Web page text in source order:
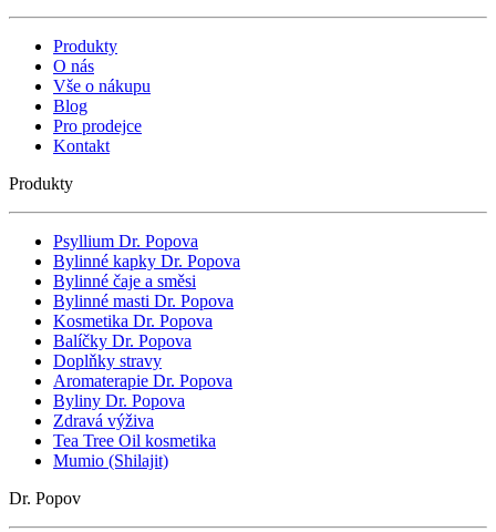
Produkty
O nás
Vše o nákupu
Blog
Pro prodejce
Kontakt
Produkty
Psyllium Dr. Popova
Bylinné kapky Dr. Popova
Bylinné čaje a směsi
Bylinné masti Dr. Popova
Kosmetika Dr. Popova
Balíčky Dr. Popova
Doplňky stravy
Aromaterapie Dr. Popova
Byliny Dr. Popova
Zdravá výživa
Tea Tree Oil kosmetika
Mumio (Shilajit)
Dr. Popov